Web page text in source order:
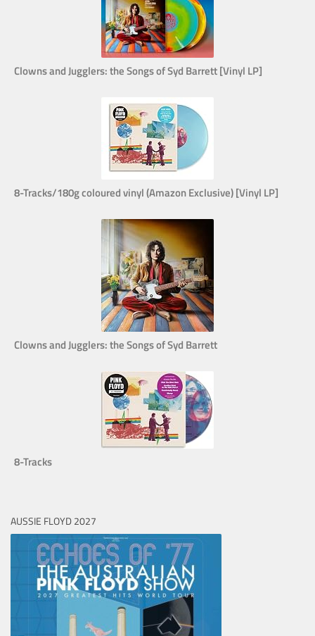
Clowns and Jugglers: the Songs of Syd Barrett [Vinyl LP]
8-Tracks/180g coloured vinyl (Amazon Exclusive) [Vinyl LP]
Clowns and Jugglers: the Songs of Syd Barrett
8-Tracks
AUSSIE FLOYD 2027